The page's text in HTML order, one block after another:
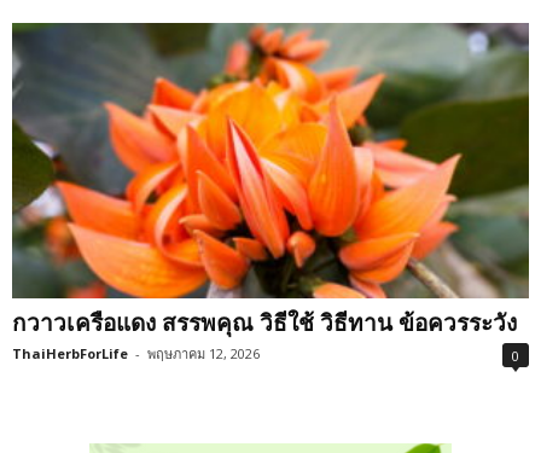
กวาวเครือแดง สรรพคุณ วิธีใช้ วิธีทาน ข้อควรระวัง
ThaiHerbForLife - พฤษภาคม 12, 2026 0